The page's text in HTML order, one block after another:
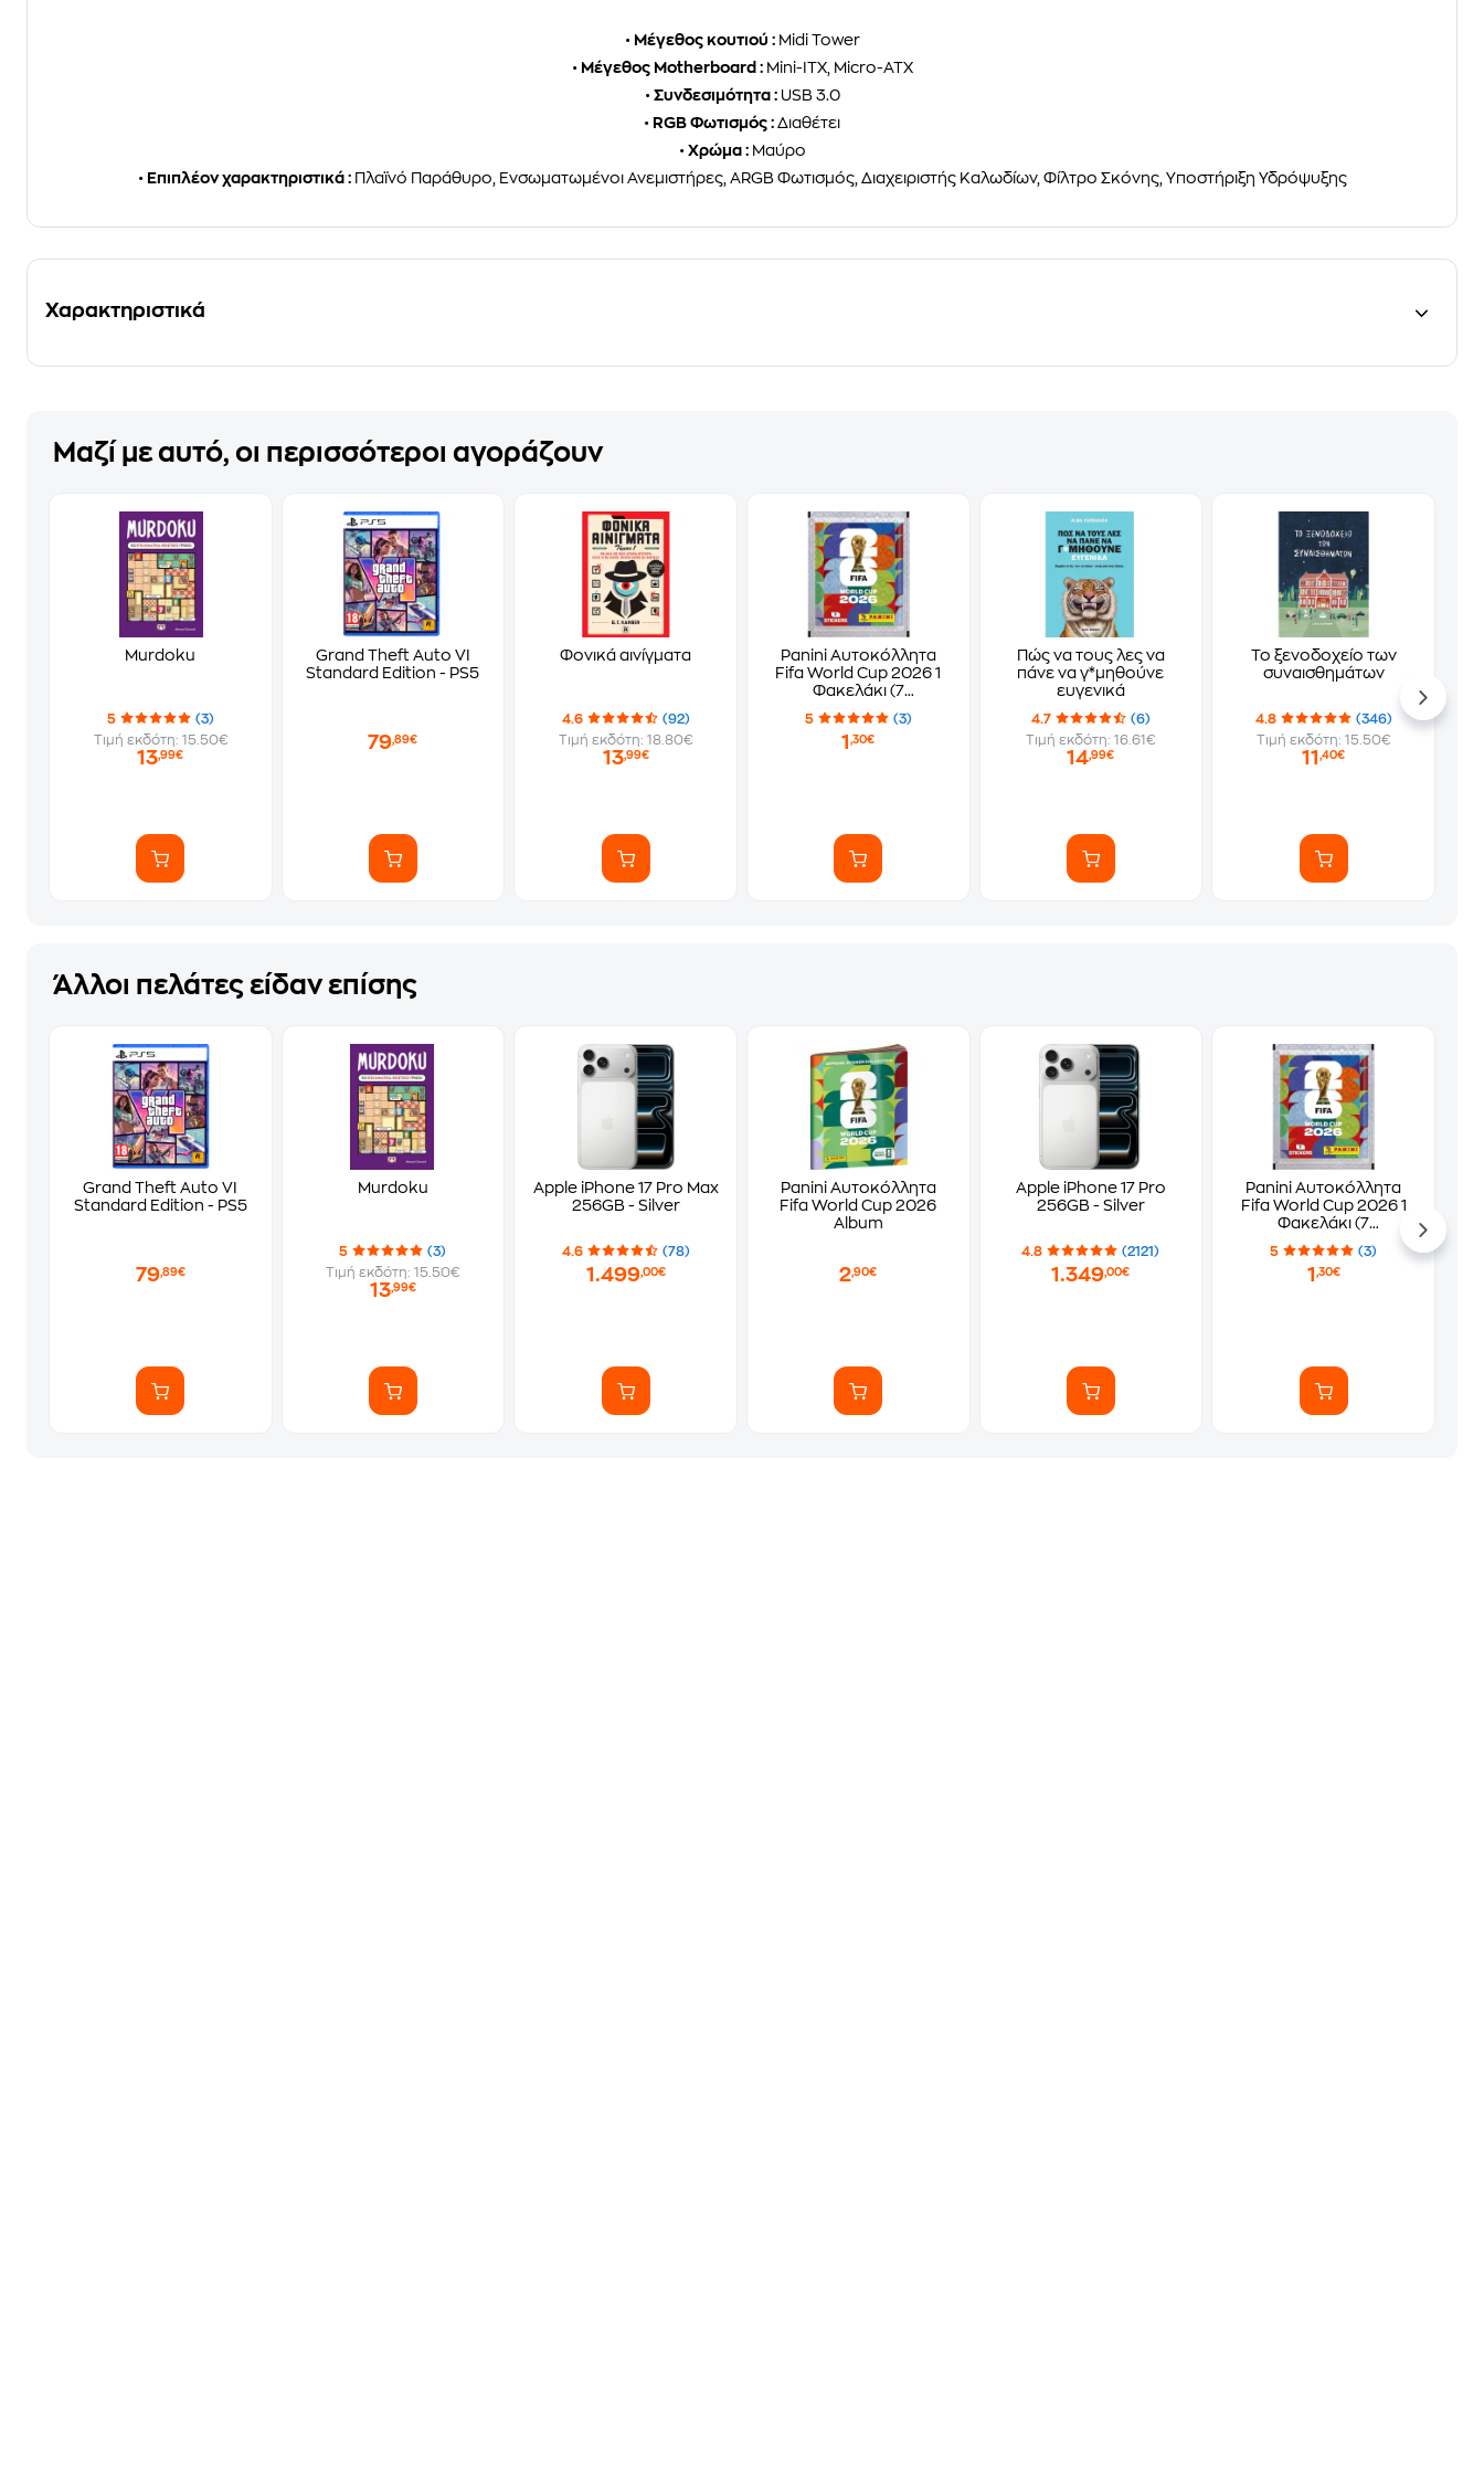
•Μέγεθος κουτιού :Midi Tower
•Μέγεθος Motherboard :Mini-ITX, Micro-ATX
•Συνδεσιμότητα :USB 3.0
• RGB Φωτισμός : Διαθέτει
•Χρώμα :Μαύρο
•Επιπλέον χαρακτηριστικά :Πλαϊνό Παράθυρο, Ενσωματωμένοι Ανεμιστήρες, ARGB Φωτισμός, Διαχειριστής Καλωδίων, Φίλτρο Σκόνης, Υποστήριξη Υδρόψυξης
Χαρακτηριστικά
Μαζί με αυτό, οι περισσότεροι αγοράζουν
Murdoku
5
(3)
Τιμή εκδότη: 15.50€
13,99€
Grand Theft Auto VI
Standard Edition - PS5
79,89€
Φονικά αινίγματα
4.6
(92)
Τιμή εκδότη: 18.80€
13,99€
Panini Αυτοκόλλητα
Fifa World Cup 2026 1
Φακελάκι (7
Αυτοκόλλητα)
5 (3)
1,30€
Πώς να τους λες να
πάνε να γ*μηθούνε
ευγενικά
4.7
(6)
Τιμή εκδότη: 16.61€
14,99€
Το ξενοδοχείο των
συναισθημάτων
4.8
(346)
Τιμή εκδότη: 15.50€
11,40€
Άλλοι πελάτες είδαν επίσης
Grand Theft Auto VI
Standard Edition - PS5
79,89€
Murdoku
5
(3)
Τιμή εκδότη: 15.50€
13,99€
Apple iPhone 17 Pro Max
256GB - Silver
4.6 (78)
1.499,00€
Panini Αυτοκόλλητα
Fifa World Cup 2026
Album
2,90€
Apple iPhone 17 Pro
256GB - Silver
4.8 (2121)
1.349,00€
Panini Αυτοκόλλητα
Fifa World Cup 2026 1
Φακελάκι (7
Αυτοκόλλητα)
5 (3)
1 ,30€